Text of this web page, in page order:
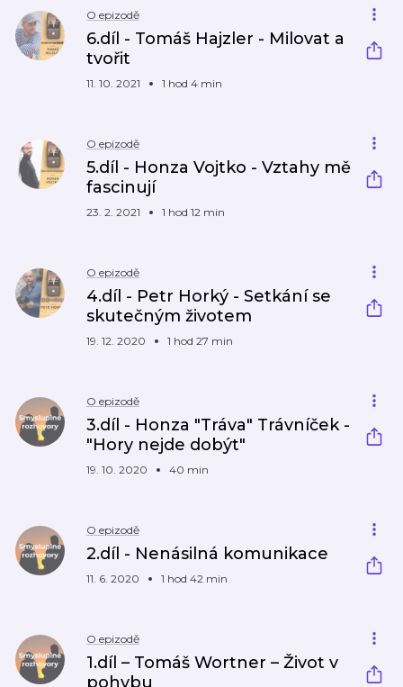
O epizodě
6.díl - Tomáš Hajzler - Milovat a
tvořit
11. 10. 2021 1 hod 4 min
O epizodě
5.díl - Honza Vojtko - Vztahy mě
fascinují
23. 2. 2021 1 hod 12 min
O epizodě
4.díl - Petr Horký - Setkání se
skutečným životem
19. 12. 2020 1 hod 27 min
O epizodě
3.díl - Honza "Tráva" Trávníček -
"Hory nejde dobýt"
19. 10. 2020 40 min
O epizodě
2.díl - Nenásilná komunikace
11. 6. 2020 1 hod 42 min
O epizodě
1.díl – Tomáš Wortner – Život v
pohybu